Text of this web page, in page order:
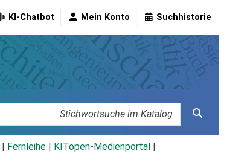
KI-Chatbot Mein Konto Suchhistorie
Fernleihe KITopen-Medienportal